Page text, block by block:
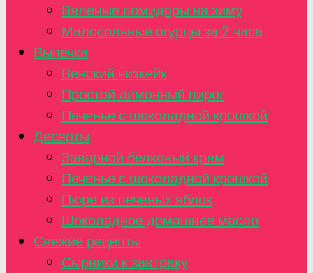
Вяленые помидоры на зиму
Малосольные огурцы за 2 часа
Выпечка
Венский чизкейк
Простой лимонный пирог
Печенье с шоколадной крошкой
Десерты
Заварной белковый крем
Печенье с шоколадной крошкой
Пюре из печеных яблок
Шоколадное домашнее масло
Свежие рецепты
Сырники к завтраку